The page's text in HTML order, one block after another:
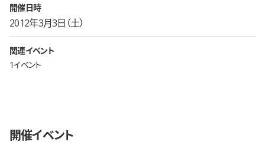
開催日時
2012年3月3日（土）
関連イベント
1イベント
開催イベント